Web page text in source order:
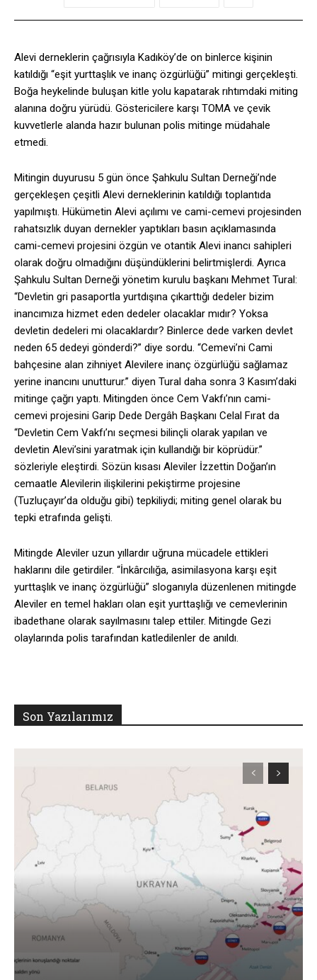
Alevi derneklerin çağrısıyla Kadıköy’de on binlerce kişinin
katıldığı “eşit yurttaşlık ve inanç özgürlüğü” mitingi gerçekleşti.
Boğa heykelinde buluşan kitle yolu kapatarak rıhtımdaki miting
alanına doğru yürüdü. Göstericilere karşı TOMA ve çevik
kuvvetlerle alanda hazır bulunan polis mitinge müdahale
etmedi.
Mitingin duyurusu 5 gün önce Şahkulu Sultan Derneği’nde
gerçekleşen çeşitli Alevi derneklerinin katıldığı toplantıda
yapılmıştı. Hükümetin Alevi açılımı ve cami-cemevi projesinden
rahatsızlık duyan dernekler yaptıkları basın açıklamasında
cami-cemevi projesini özgün ve otantik Alevi inancı sahipleri
olarak doğru olmadığını düşündüklerini belirtmişlerdi. Ayrıca
Şahkulu Sultan Derneği yönetim kurulu başkanı Mehmet Tural:
“Devletin gri pasaportla yurtdışına çıkarttığı dedeler bizim
inancımıza hizmet eden dedeler olacaklar mıdır? Yoksa
devletin dedeleri mi olacaklardır? Binlerce dede varken devlet
neden 65 dedeyi gönderdi?” diye sordu. “Cemevi’ni Cami
bahçesine alan zihniyet Alevilere inanç özgürlüğü sağlamaz
yerine inancını unutturur.” diyen Tural daha sonra 3 Kasım’daki
mitinge çağrı yaptı. Mitingden önce Cem Vakfı’nın cami-
cemevi projesini Garip Dede Dergâh Başkanı Celal Fırat da
“Devletin Cem Vakfı’nı seçmesi bilinçli olarak yapılan ve
devletin Alevi’sini yaratmak için kullandığı bir köprüdür.”
sözleriyle eleştirdi. Sözün kısası Aleviler İzzettin Doğan’ın
cemaatle Alevilerin ilişkilerini pekiştirme projesine
(Tuzluçayır’da olduğu gibi) tepkiliydi; miting genel olarak bu
tepki etrafında gelişti.
Mitingde Aleviler uzun yıllardır uğruna mücadele ettikleri
haklarını dile getirdiler. “İnkârcılığa, asimilasyona karşı eşit
yurttaşlık ve inanç özgürlüğü” sloganıyla düzenlenen mitingde
Aleviler en temel hakları olan eşit yurttaşlığı ve cemevlerinin
ibadethane olarak sayılmasını talep ettiler. Mitingde Gezi
olaylarında polis tarafından katledilenler de anıldı.
Son Yazılarımız